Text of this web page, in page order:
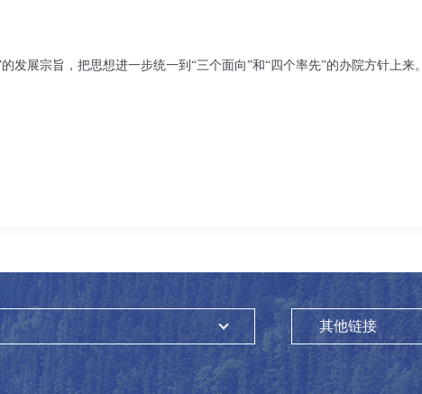
展宗旨，把思想进一步统一到“三个面向”和“四个率先”的办院方针上来。
其他链接